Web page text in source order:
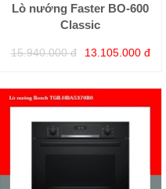
Lò nướng Faster BO-600
Classic
15.940.000 đ 13.105.000 đ